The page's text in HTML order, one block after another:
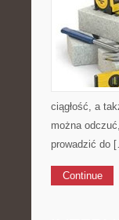
ciągłość, a
można
prowadzić do
Continue